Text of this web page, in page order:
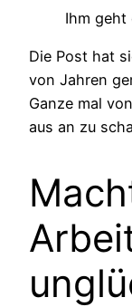
Ihm geht
Die Post hat
von Jahren
Ganze mal
aus an zu